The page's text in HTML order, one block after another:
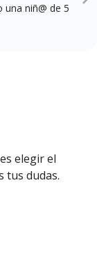
niñ@ de 5
elegir el
tus dudas.